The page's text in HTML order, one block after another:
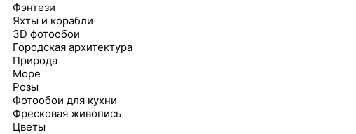
Фэнтези
Яхты и корабли
3D фотообои
Городская архитектура
Природа
Море
Розы
Фотообои для кухни
Фресковая живопись
Цветы